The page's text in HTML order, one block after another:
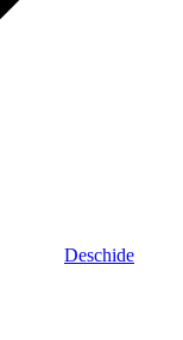
Deschide